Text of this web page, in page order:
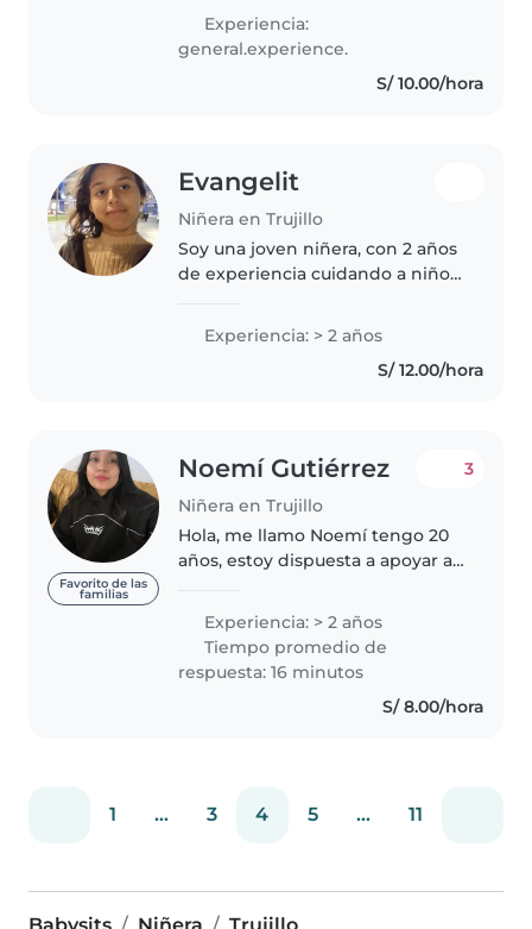
en las labores que realizo me
gusta muchooo cuidar a los
niños y soy carismatica ...y soy..
Experiencia:
general.experience.
S/ 10.00/hora
Evangelit
Niñera en Trujillo
Soy una joven niñera, con 2 años
de experiencia cuidando a niños
bebés hasta escolares. Soy una
persona calmada, responsable y
empática, y disfruto mucho..
Experiencia: > 2 años
S/ 12.00/hora
Favorito de las
familias
Noemí Gutiérrez
Niñera en Trujillo
3
Hola, me llamo Noemí tengo 20
años, estoy dispuesta a apoyar a
ayuda extra con sus niños por
motivos personales, soy una
chica confiable, responsable,..
Experiencia: > 2 años
Tiempo promedio de
respuesta: 16 minutos
S/ 8.00/hora
1 ... 3 4 5 ... 11